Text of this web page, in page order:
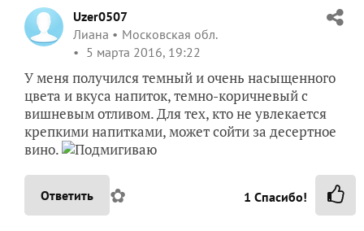
Uzer0507
Лиана
Московская обл.
5 марта 2016, 19:22
У меня получился темный и очень насыщенного
цвета и вкуса напиток, темно-коричневый с
вишневым отливом. Для тех, кто не увлекается
крепкими напитками, может сойти за десертное
вино.
Ответить ✿ 1 Спасибо!